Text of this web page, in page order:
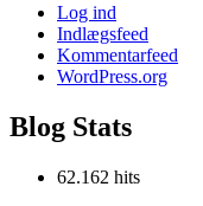
Log ind
Indlægsfeed
Kommentarfeed
WordPress.org
Blog Stats
62.162 hits